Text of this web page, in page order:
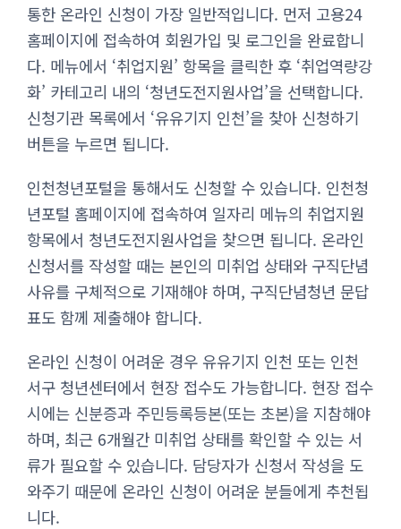
통한 온라인 신청이 가장 일반적입니다. 먼저 고용24
홈페이지에 접속하여 회원가입 및 로그인을 완료합니
다. 메뉴에서 ‘취업지원’ 항목을 클릭한 후 ‘취업역량강
화’ 카테고리 내의 ‘청년도전지원사업’을 선택합니다.
신청기관 목록에서 ‘유유기지 인천’을 찾아 신청하기
버튼을 누르면 됩니다.
인천청년포털을 통해서도 신청할 수 있습니다. 인천청
년포털 홈페이지에 접속하여 일자리 메뉴의 취업지원
항목에서 청년도전지원사업을 찾으면 됩니다. 온라인
신청서를 작성할 때는 본인의 미취업 상태와 구직단념
사유를 구체적으로 기재해야 하며, 구직단념청년 문답
표도 함께 제출해야 합니다.
온라인 신청이 어려운 경우 유유기지 인천 또는 인천
서구 청년센터에서 현장 접수도 가능합니다. 현장 접수
시에는 신분증과 주민등록등본(또는 초본)을 지참해야
하며, 최근 6개월간 미취업 상태를 확인할 수 있는 서
류가 필요할 수 있습니다. 담당자가 신청서 작성을 도
와주기 때문에 온라인 신청이 어려운 분들에게 추천됩
니다.